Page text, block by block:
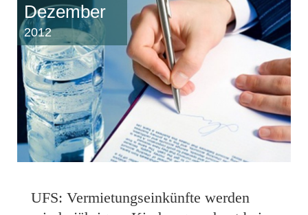
Dezember
2012
UFS: Vermietungseinkünfte werden